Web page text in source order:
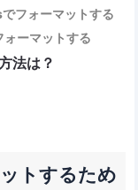
フォーマットする
ーマットする
法は？
トするため